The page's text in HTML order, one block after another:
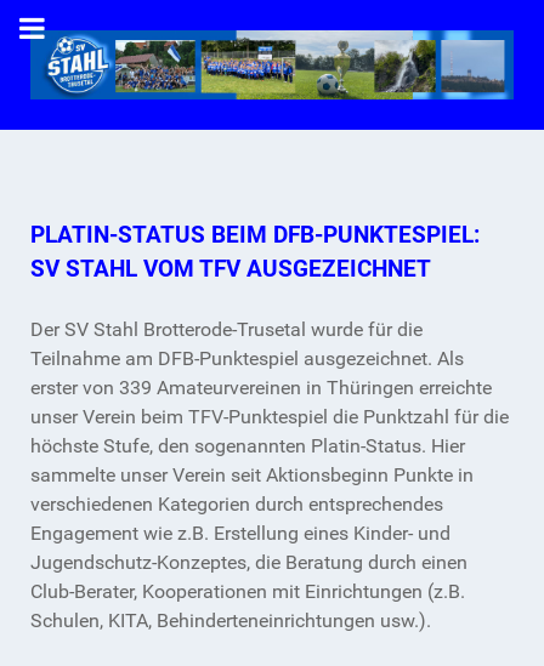
PLATIN-STATUS BEIM DFB-PUNKTESPIEL:
SV STAHL VOM TFV AUSGEZEICHNET
Der SV Stahl Brotterode-Trusetal wurde für die
Teilnahme am DFB-Punktespiel ausgezeichnet. Als
erster von 339 Amateurvereinen in Thüringen erreichte
unser Verein beim TFV-Punktespiel die Punktzahl für die
höchste Stufe, den sogenannten Platin-Status. Hier
sammelte unser Verein seit Aktionsbeginn Punkte in
verschiedenen Kategorien durch entsprechendes
Engagement wie z.B. Erstellung eines Kinder- und
Jugendschutz-Konzeptes, die Beratung durch einen
Club-Berater, Kooperationen mit Einrichtungen (z.B.
Schulen, KITA, Behinderteneinrichtungen usw.).